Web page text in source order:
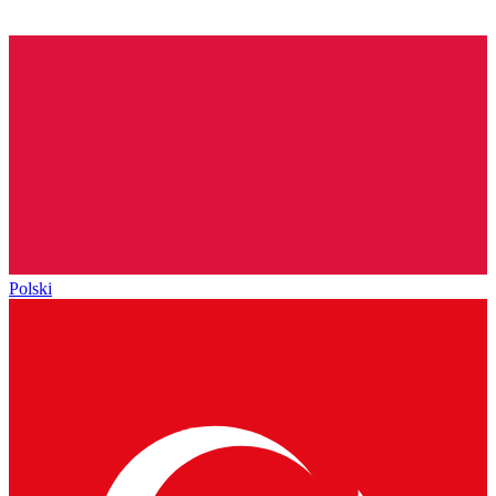
Polski